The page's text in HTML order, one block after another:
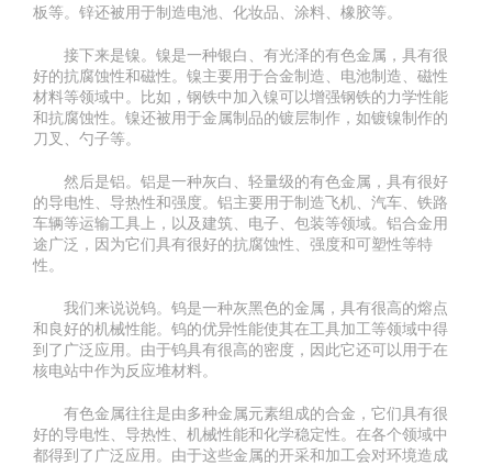
板等。锌还被用于制造电池、化妆品、涂料、橡胶等。
接下来是镍。镍是一种银白、有光泽的有色金属，具有很
好的抗腐蚀性和磁性。镍主要用于合金制造、电池制造、磁性
材料等领域中。比如，钢铁中加入镍可以增强钢铁的力学性能
和抗腐蚀性。镍还被用于金属制品的镀层制作，如镀镍制作的
刀叉、勺子等。
然后是铝。铝是一种灰白、轻量级的有色金属，具有很好
的导电性、导热性和强度。铝主要用于制造飞机、汽车、铁路
车辆等运输工具上，以及建筑、电子、包装等领域。铝合金用
途广泛，因为它们具有很好的抗腐蚀性、强度和可塑性等特
性。
我们来说说钨。钨是一种灰黑色的金属，具有很高的熔点
和良好的机械性能。钨的优异性能使其在工具加工等领域中得
到了广泛应用。由于钨具有很高的密度，因此它还可以用于在
核电站中作为反应堆材料。
有色金属往往是由多种金属元素组成的合金，它们具有很
好的导电性、导热性、机械性能和化学稳定性。在各个领域中
都得到了广泛应用。由于这些金属的开采和加工会对环境造成